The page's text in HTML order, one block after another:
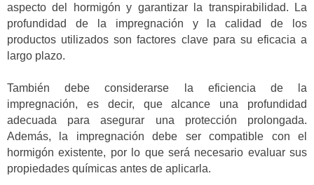
aspecto del hormigón y garantizar la transpirabilidad. La
profundidad de la impregnación y la calidad de los
productos utilizados son factores clave para su eficacia a
largo plazo.
También debe considerarse la eficiencia de la
impregnación, es decir, que alcance una profundidad
adecuada para asegurar una protección prolongada.
Además, la impregnación debe ser compatible con el
hormigón existente, por lo que será necesario evaluar sus
propiedades químicas antes de aplicarla.